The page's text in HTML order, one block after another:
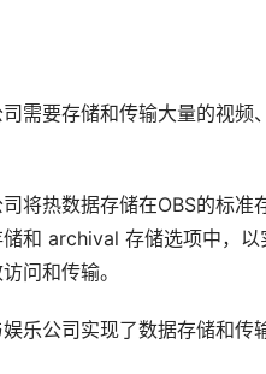
需要存储和传输大量的视
将热数据存储在OBS的标
和 archival 存储选项中，
问和传输。
乐公司实现了数据存储和